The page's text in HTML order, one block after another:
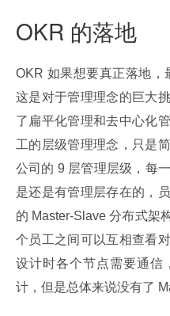
OKR 的落地
OKR 如果想要真正落地，
这是对于管理理念的巨大
了扁平化管理和去中心化
工的层级管理理念，只是
公司的 9 层管理层级，每
是还是有管理层存在的，
的 Master-Slave 分布式架
个员工之间可以互相查看
设计时各个节点需要通信
计，但是总体来说没有了